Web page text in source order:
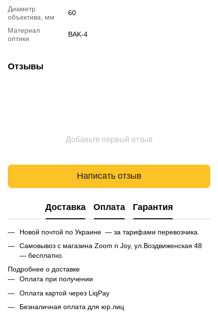
Диаметр
объектива, мм
60
Материал
оптики
BAK-4
Отзывы
Добавьте первый отзыв
Написать отзыв
Доставка Оплата Гарантия
Новой почтой по Украине — за тарифами перевозчика.
Самовывоз с магазина Zoom n Joy, ул.Воздвиженская 48
— бесплатно.
Подробнее о доставке
Оплата при получении
Оплата картой через LiqPay
Безналичная оплата для юр.лиц